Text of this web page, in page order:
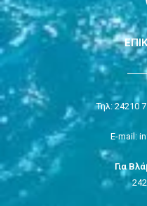
Τηλ: 24210
E-mail:
Για